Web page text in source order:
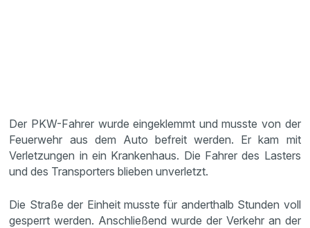
Der PKW-Fahrer wurde eingeklemmt und musste von der
Feuerwehr aus dem Auto befreit werden. Er kam mit
Verletzungen in ein Krankenhaus. Die Fahrer des Lasters
und des Transporters blieben unverletzt.
Die Straße der Einheit musste für anderthalb Stunden voll
gesperrt werden. Anschließend wurde der Verkehr an der